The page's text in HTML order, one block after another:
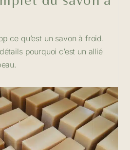
ce qu’est un savon à froid.
pourquoi c’est un allié